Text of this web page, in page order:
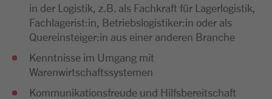
in der Logistik, z.B. als Fachkraft für Lagerlogistik,
Fachlagerist:in, Betriebslogistiker:in oder als
Quereinsteiger:in aus einer anderen Branche
Kenntnisse im Umgang mit
Warenwirtschaftssystemen
Kommunikationsfreude und Hilfsbereitschaft